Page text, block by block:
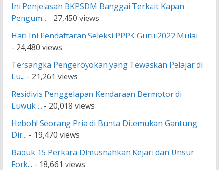
Ini Penjelasan BKPSDM Banggai Terkait Kapan
Pengum... - 27,450 views
Hari Ini Pendaftaran Seleksi PPPK Guru 2022 Mulai ...
- 24,480 views
Tersangka Pengeroyokan yang Tewaskan Pelajar di
Lu... - 21,261 views
Residivis Penggelapan Kendaraan Bermotor di
Luwuk ... - 20,018 views
Heboh! Seorang Pria di Bunta Ditemukan Gantung
Dir... - 19,470 views
Babuk 15 Perkara Dimusnahkan Kejari dan Unsur
Fork... - 18,661 views